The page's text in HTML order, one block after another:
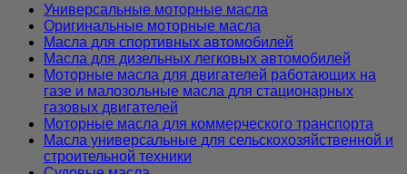
Универсальные моторные масла
Оригинальные моторные масла
Масла для спортивных автомобилей
Масла для дизельных легковых автомобилей
Моторные масла для двигателей работающих на
газе и малозольные масла для стационарных
газовых двигателей
Моторные масла для коммерческого транспорта
Масла универсальные для сельскохозяйственной и
строительной техники